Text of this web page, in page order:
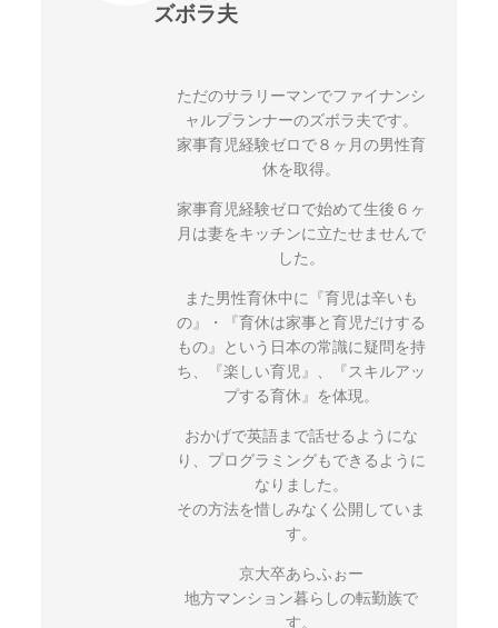
ズボラ夫
ただのサラリーマンでファイナンシ
ャルプランナーのズボラ夫です。
家事育児経験ゼロで８ヶ月の男性育
休を取得。
家事育児経験ゼロで始めて生後６ヶ
月は妻をキッチンに立たせませんで
した。
また男性育休中に『育児は辛いも
の』・『育休は家事と育児だけする
もの』という日本の常識に疑問を持
ち、『楽しい育児』、『スキルアッ
プする育休』を体現。
おかげで英語まで話せるようにな
り、プログラミングもできるように
なりました。
その方法を惜しみなく公開していま
す。
京大卒あらふぉー
地方マンション暮らしの転勤族で
す。